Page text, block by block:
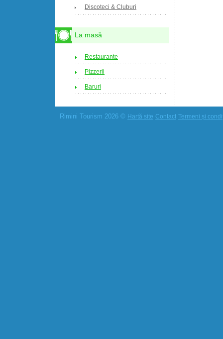
Discoteci & Cluburi
La masă
Restaurante
Pizzerii
Baruri
Rimini Tourism 2026 © Hartă site Contact Termeni și